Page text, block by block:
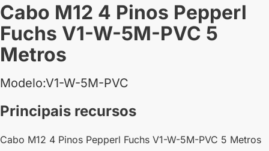
Cabo M12 4 Pinos Pepperl
Fuchs V1-W-5M-PVC 5
Metros
Modelo:V1-W-5M-PVC
Principais recursos
Cabo M12 4 Pinos Pepperl Fuchs V1-W-5M-PVC 5 Metros